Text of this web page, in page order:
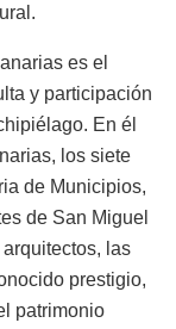
es el
y participación
En él
los siete
de Municipios,
de San Miguel
las
prestigio,
patrimonio